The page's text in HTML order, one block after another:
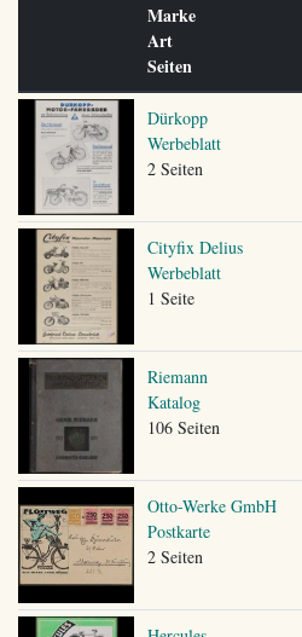
Marke
Art
Seiten
Dürkopp
Werbeblatt
2 Seiten
Cityfix Delius
Werbeblatt
1 Seite
Riemann
Katalog
106 Seiten
Otto-Werke GmbH
Postkarte
2 Seiten